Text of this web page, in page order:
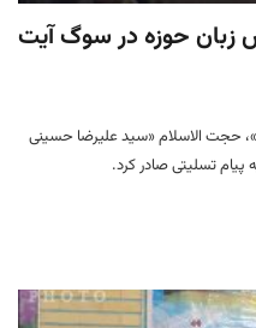
زبان حوزه در سوگ آیت
حجت الاسلام «سید علیرضا حسینی
پیام تسلیتی صادر کرد.